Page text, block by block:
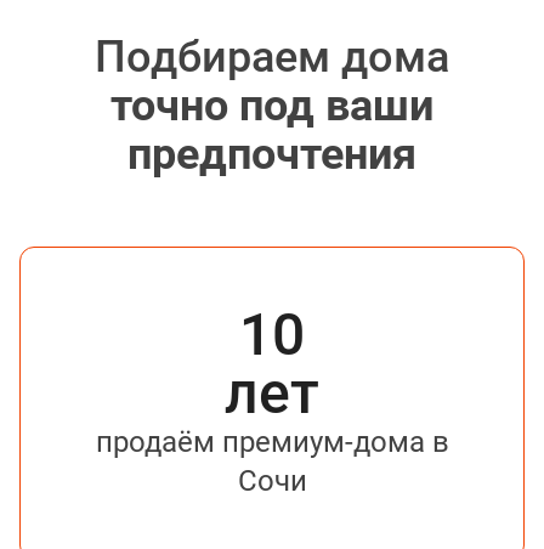
Подбираем дома
точно под ваши
предпочтения
10
лет
продаём премиум-дома в
Сочи